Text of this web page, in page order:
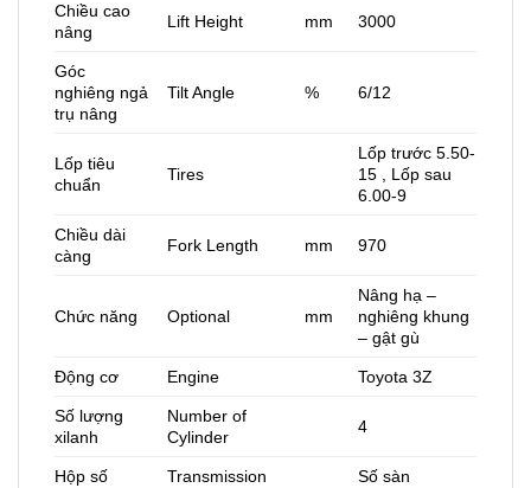
Chiều cao
nâng
Lift Height mm 3000
Góc
nghiêng ngả
trụ nâng
Tilt Angle % 6/12
Lốp tiêu
chuẩn
Tires
Lốp trước 5.50-
15 , Lốp sau
6.00-9
Chiều dài
càng
Fork Length mm 970
Chức năng Optional mm
Nâng hạ –
nghiêng khung
– gật gù
Động cơ Engine Toyota 3Z
Số lượng
xilanh
Number of
Cylinder
4
Hộp số Transmission Số sàn